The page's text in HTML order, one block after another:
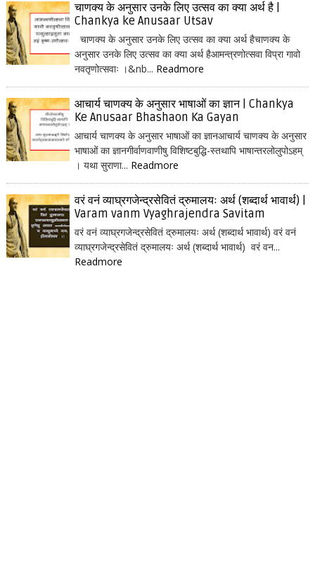
चाणक्य के अनुसार उनके लिए उत्सव का क्या अर्थ है |
Chankya ke Anusaar Utsav
चाणक्य के अनुसार उनके लिए उत्सव का क्या अर्थ हैचाणक्य के
अनुसार उनके लिए उत्सव का क्या अर्थ हैआमन्त्रणोत्सवा विप्रा गावो
नवतृणोत्सवाः ।&nb... Readmore
आचार्य चाणक्य के अनुसार भाषाओं का ज्ञान | Chankya
Ke Anusaar Bhashaon Ka Gayan
आचार्य चाणक्य के अनुसार भाषाओं का ज्ञानआचार्य चाणक्य के अनुसार
भाषाओं का ज्ञानगीर्वाणवाणीषु विशिष्टबुद्धि-स्तथापि भाषान्तरलोलुपोऽहम्
। यथा सुराणा... Readmore
वरं वनं व्याघ्रगजेन्द्रसेवितं द्रुमालयः अर्थ (शब्दार्थ भावार्थ) |
Varam vanm Vyaghrajendra Savitam
वरं वनं व्याघ्रगजेन्द्रसेवितं द्रुमालयः अर्थ (शब्दार्थ भावार्थ) वरं वनं
व्याघ्रगजेन्द्रसेवितं द्रुमालयः अर्थ (शब्दार्थ भावार्थ) वरं वन...
Readmore